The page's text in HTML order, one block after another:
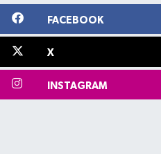
FACEBOOK
X
INSTAGRAM